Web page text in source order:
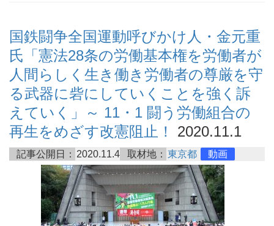
国鉄闘争全国運動呼びかけ人・金元重
氏「憲法28条の労働基本権を労働者が
人間らしく生き働き労働者の尊厳を守
る武器に砦にしていくことを強く訴
えていく」～ 11・1 闘う労働組合の
再生をめざす改憲阻止！
2020.11.1
記事公開日： 2020.11.4 取材地： 東京都 動画